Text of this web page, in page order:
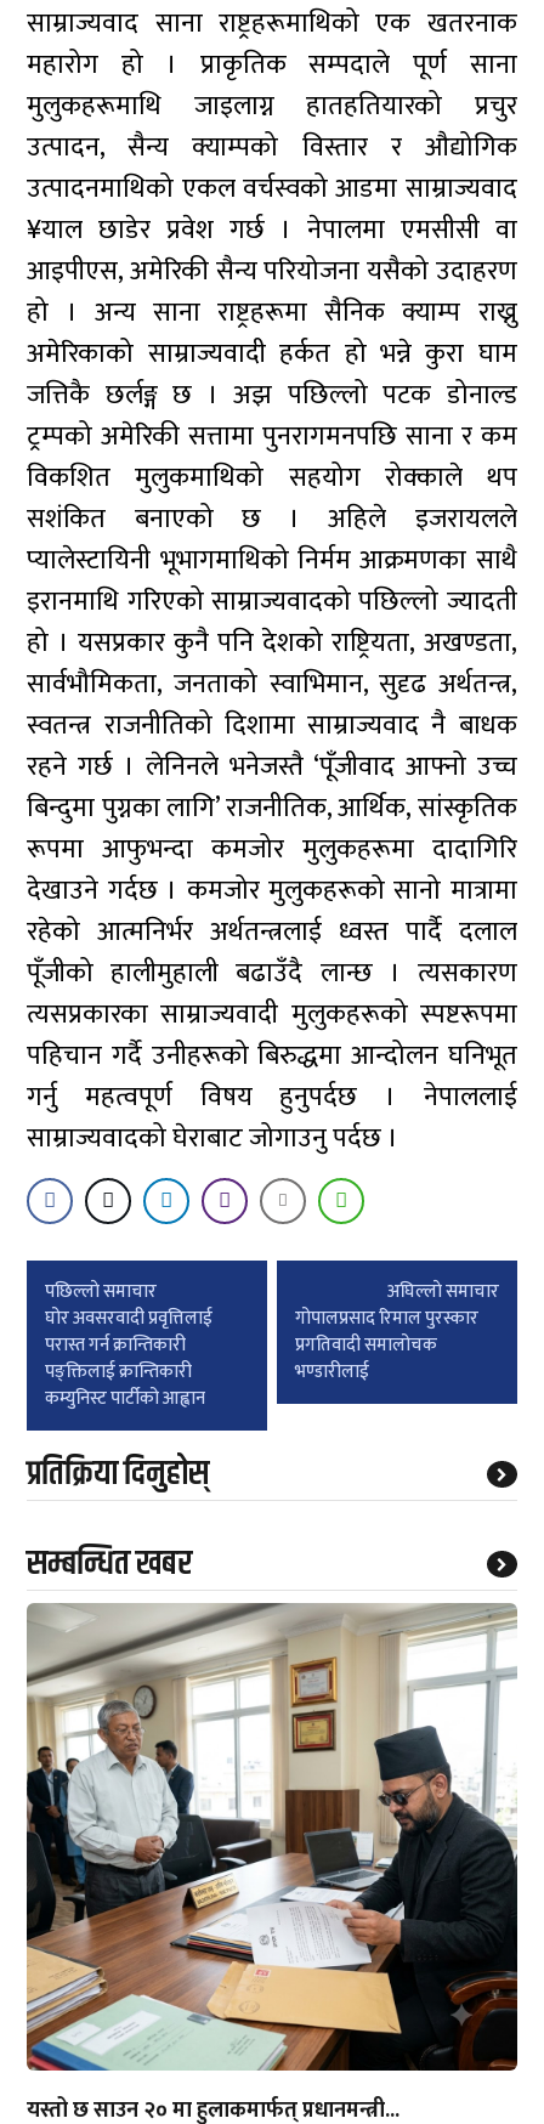
साम्राज्यवाद साना राष्ट्रहरूमाथिको एक खतरनाक
महारोग हो । प्राकृतिक सम्पदाले पूर्ण साना
मुलुकहरूमाथि जाइलाग्न हातहतियारको प्रचुर
उत्पादन, सैन्य क्याम्पको विस्तार र औद्योगिक
उत्पादनमाथिको एकल वर्चस्वको आडमा साम्राज्यवाद
¥याल छाडेर प्रवेश गर्छ । नेपालमा एमसीसी वा
आइपीएस, अमेरिकी सैन्य परियोजना यसैको उदाहरण
हो । अन्य साना राष्ट्रहरूमा सैनिक क्याम्प राख्नु
अमेरिकाको साम्राज्यवादी हर्कत हो भन्ने कुरा घाम
जत्तिकै छर्लङ्ग छ । अझ पछिल्लो पटक डोनाल्ड
ट्रम्पको अमेरिकी सत्तामा पुनरागमनपछि साना र कम
विकशित मुलुकमाथिको सहयोग रोक्काले थप
सशंकित बनाएको छ । अहिले इजरायलले
प्यालेस्टायिनी भूभागमाथिको निर्मम आक्रमणका साथै
इरानमाथि गरिएको साम्राज्यवादको पछिल्लो ज्यादती
हो । यसप्रकार कुनै पनि देशको राष्ट्रियता, अखण्डता,
सार्वभौमिकता, जनताको स्वाभिमान, सुदृढ अर्थतन्त्र,
स्वतन्त्र राजनीतिको दिशामा साम्राज्यवाद नै बाधक
रहने गर्छ । लेनिनले भनेजस्तै ‘पूँजीवाद आफ्नो उच्च
बिन्दुमा पुग्नका लागि’ राजनीतिक, आर्थिक, सांस्कृतिक
रूपमा आफुभन्दा कमजोर मुलुकहरूमा दादागिरि
देखाउने गर्दछ । कमजोर मुलुकहरूको सानो मात्रामा
रहेको आत्मनिर्भर अर्थतन्त्रलाई ध्वस्त पार्दै दलाल
पूँजीको हालीमुहाली बढाउँदै लान्छ । त्यसकारण
त्यसप्रकारका साम्राज्यवादी मुलुकहरूको स्पष्टरूपमा
पहिचान गर्दै उनीहरूको बिरुद्धमा आन्दोलन घनिभूत
गर्नु महत्वपूर्ण विषय हुनुपर्दछ । नेपाललाई
साम्राज्यवादको घेराबाट जोगाउनु पर्दछ ।
Post
navigation
पछिल्लाे समाचार
घोर अवसरवादी प्रवृत्तिलाई
परास्त गर्न क्रान्तिकारी
पङ्क्तिलाई क्रान्तिकारी
कम्युनिस्ट पार्टीको आह्वान
अघिल्लाे समाचार
गोपालप्रसाद रिमाल पुरस्कार
प्रगतिवादी समालोचक
भण्डारीलाई
प्रतिक्रिया दिनुहोस्
सम्बन्धित खबर
यस्तो छ साउन २० मा हुलाकमार्फत् प्रधानमन्त्री...